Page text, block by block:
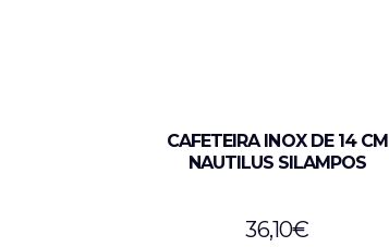
CAFETEIRA INOX DE 14 CM
NAUTILUS SILAMPOS
36,10€